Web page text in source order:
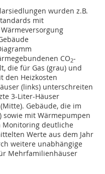
wurden z.B.
mit
CO2-
die für Gas (grau) und
den Heizkosten
(links) unterschreiten
3-Liter-Häuser
Gebäude, die im
sowie mit Wärmepumpen
Monitoring deutliche
Werte aus dem Jahr
weitere unabhängige
Mehrfamilienhäuser